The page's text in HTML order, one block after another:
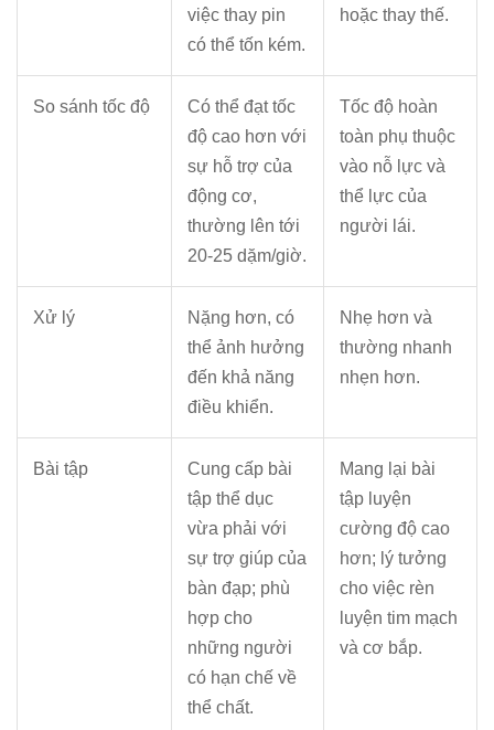
việc thay pin
có thể tốn kém.
hoặc thay thế.
So sánh tốc độ
Có thể đạt tốc
độ cao hơn với
sự hỗ trợ của
động cơ,
thường lên tới
20-25 dặm/giờ.
Tốc độ hoàn
toàn phụ thuộc
vào nỗ lực và
thể lực của
người lái.
Xử lý
Nặng hơn, có
thể ảnh hưởng
đến khả năng
điều khiển.
Nhẹ hơn và
thường nhanh
nhẹn hơn.
Bài tập
Cung cấp bài
tập thể dục
vừa phải với
sự trợ giúp của
bàn đạp; phù
hợp cho
những người
có hạn chế về
thể chất.
Mang lại bài
tập luyện
cường độ cao
hơn; lý tưởng
cho việc rèn
luyện tim mạch
và cơ bắp.